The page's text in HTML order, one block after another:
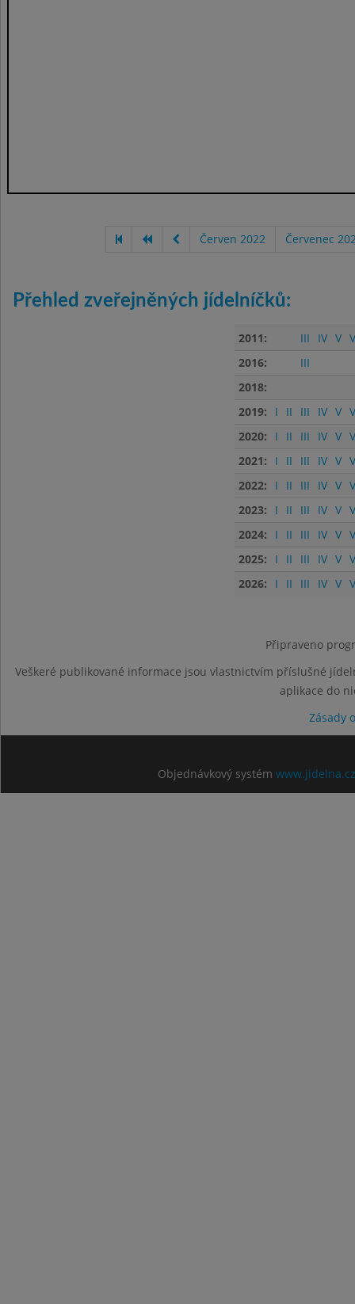
Červen 2022 Červenec
Přehled zveřejněných jídelníčků:
2011: III IV V
2016:
III
2018:
2019:
I II III IV V
2020:
I II III IV V
2021:
I II III IV V
2022:
I II III IV V
2023:
I II III IV V
2024:
I II III IV V
2025:
I II III IV V
2026:
I II III IV V
Připraveno
Veškeré publikované informace jsou vlastnictvím příslušné
aplikace do
Zásady
Objednávkový systém www.jidelna.cz